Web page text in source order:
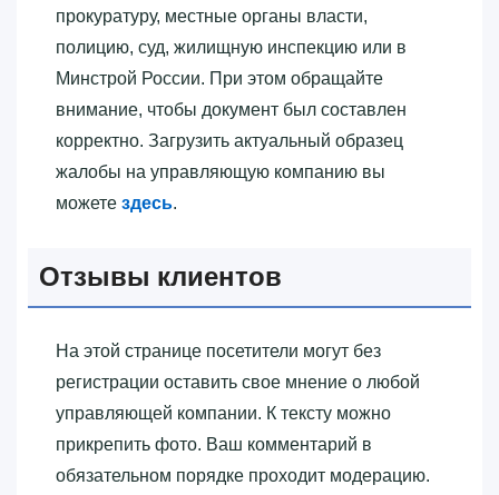
прокуратуру, местные органы власти,
полицию, суд, жилищную инспекцию или в
Минстрой России. При этом обращайте
внимание, чтобы документ был составлен
корректно. Загрузить актуальный образец
жалобы на управляющую компанию вы
можете здесь.
Отзывы клиентов
На этой странице посетители могут без
регистрации оставить свое мнение о любой
управляющей компании. К тексту можно
прикрепить фото. Ваш комментарий в
обязательном порядке проходит модерацию.